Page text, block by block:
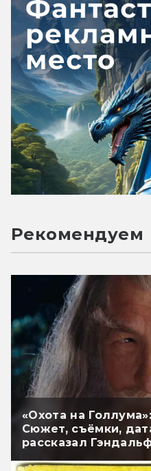
Рекомендуем
«Охота на
Сюжет, съёмки,
рассказал